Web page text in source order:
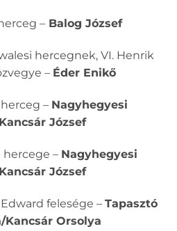
–Balog József
hercegnek, VI. Henrik
– Éder Enikő
– Nagyhegyesi
József
hercege – Nagyhegyesi
József
felesége – Tapasztó
Kancsár Orsolya